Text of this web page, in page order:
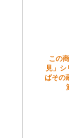
この
見」
ばその